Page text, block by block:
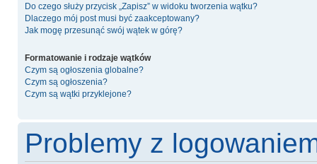
Do czego służy przycisk „Zapisz” w widoku tworzenia wątku?
Dlaczego mój post musi być zaakceptowany?
Jak mogę przesunąć swój wątek w górę?
Formatowanie i rodzaje wątków
Czym są ogłoszenia globalne?
Czym są ogłoszenia?
Czym są wątki przyklejone?
Problemy z